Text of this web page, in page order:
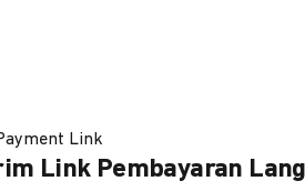
Link
Link Pembayaran